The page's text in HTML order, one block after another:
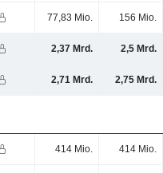
77,83 Mio. 156 Mio.
2,37 Mrd. 2,5 Mrd.
2,71 Mrd. 2,75 Mrd.
414 Mio. 414 Mio.